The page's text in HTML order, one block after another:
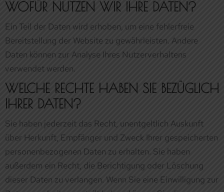
WELCHE RECHTE HABEN SIE BEZÜGLICH
IHRER DATEN?
Sie haben jederzeit das Recht, unentgeltlich Auskunft
über Herkunft, Empfänger und Zweck Ihrer gespeicherten
personenbezogenen Daten zu erhalten. Sie haben
außerdem ein Recht, die Berichtigung oder Löschung
dieser Daten zu verlangen. Wenn Sie eine Einwilligung zur
Einwilligung jederzeit für die Zukunft widerrufen.
Außerdem haben Sie das Recht, unter bestimmten
Umständen die Einschränkung der Verarbeitung Ihrer
personenbezogenen Daten zu verlangen. Des Weiteren
steht Ihnen ein Beschwerderecht bei der zuständigen